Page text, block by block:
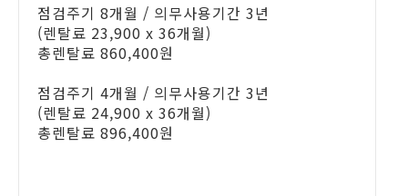
점검주기 8개월 / 의무사용기간 3년
(렌탈료 23,900 x 36개월)
총렌탈료 860,400원
점검주기 4개월 / 의무사용기간 3년
(렌탈료 24,900 x 36개월)
총렌탈료 896,400원